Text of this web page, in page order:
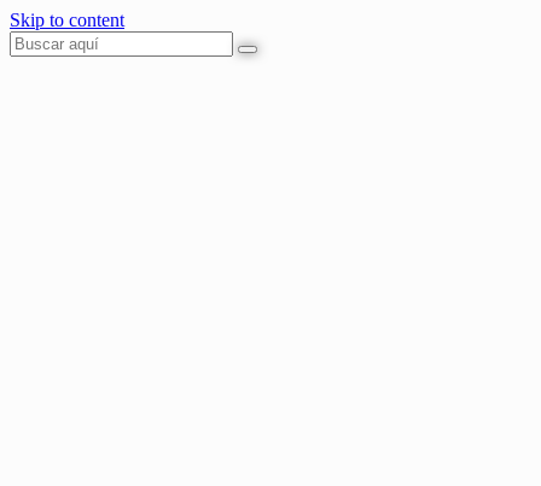
Skip to content